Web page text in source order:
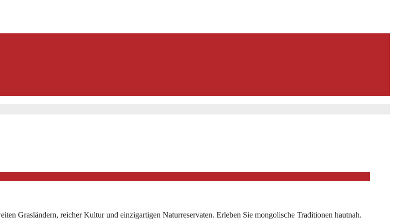
Grasländern, reicher Kultur und einzigartigen Naturreservaten. Erleben Sie mongolische Traditionen hautnah.